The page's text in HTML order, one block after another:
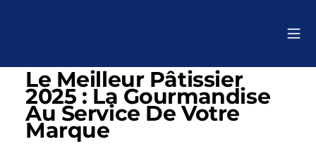
Le Meilleur Pâtissier
2025 : La Gourmandise
Au Service De Votre
Marque